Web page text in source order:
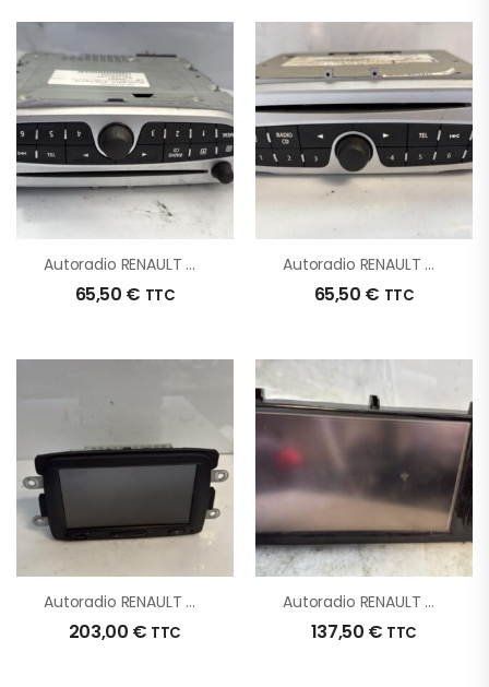
Autoradio RENAULT GRAND SCENIC 3 PHASE 1 D’origine – 2011 – Occasion
65,50 € TTC
Autoradio RENAULT MEGANE 3 PHASE 1 D’origine – 2010 – Occasion
65,50 € TTC
Autoradio RENAULT CAPTUR 1 PHASE 1 D’origine – 2013 – Occasion
203,00 € TTC
Autoradio RENAULT CLIO 4 PHASE 1 BREAK D’origine – 2013 – Occasion
137,50 € TTC